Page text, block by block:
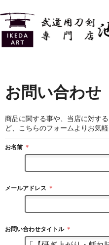
お問い合わせ
商品に関する事や、当店に対す
ど、こちらのフォームよりお気
お名前 ＊
メールアドレス ＊
お問い合わせタイトル ＊